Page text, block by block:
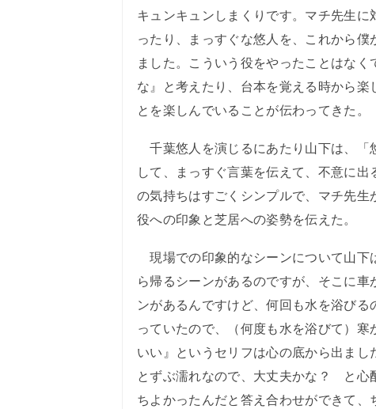
キュンキュンしまくりです。マチ先生
ったり、まっすぐな悠人を、これから
ました。こういう役をやったことはな
な』と考えたり、台本を覚える時から
とを楽しんでいることが伝わってきた。
千葉悠人を演じるにあたり山下は、「
して、まっすぐ言葉を伝えて、不意に
の気持ちはすごくシンプルで、マチ先
役への印象と芝居への姿勢を伝えた。
現場での印象的なシーンについて山下
ら帰るシーンがあるのですが、そこに
ンがあるんですけど、何回も水を浴び
っていたので、（何度も水を浴びて）
いい』というセリフは心の底から出ま
とずぶ濡れなので、大丈夫かな？ と心
ちよかったんだと答え合わせができて